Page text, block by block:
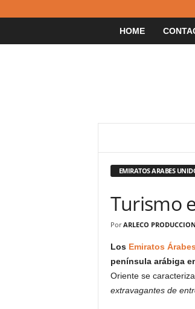
HOME
EMIRATOS ARABES
Turismo
Por ARLECO
Los Emiratos
península arábiga
Oriente se
extravagantes de